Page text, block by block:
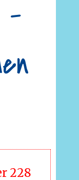
228